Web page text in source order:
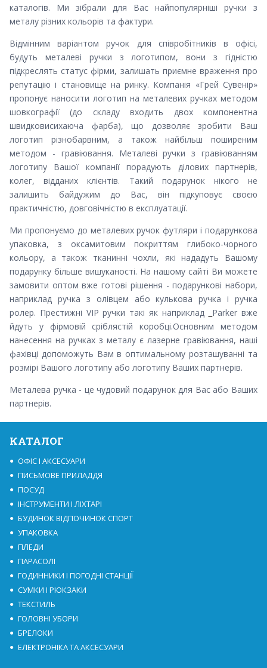
каталогів. Ми зібрали для Вас найпопулярніші ручки з
металу різних кольорів та фактури.
Відмінним варіантом ручок для співробітників в офісі,
будуть металеві ручки з логотипом, вони з гідністю
підкреслять статус фірми, залишать приємне враження про
репутацію і становище на ринку. Компанія «Грей Сувенір»
пропонує наносити логотип на металевих ручках методом
шовкографії (до складу входить двох компонентна
швидковисихаюча фарба), що дозволяє зробити Ваш
логотип різнобарвним, а також найбільш поширеним
методом - гравіювання. Металеві ручки з гравіюванням
логотипу Вашої компанії порадують ділових партнерів,
колег, відданих клієнтів. Такий подарунок нікого не
залишить байдужим до Вас, він підкуповує своєю
практичністю, довговічністю в експлуатації.
Ми пропонуємо до металевих ручок футляри і подарункова
упаковка, з оксамитовим покриттям глибоко-чорного
кольору, а також тканинні чохли, які нададуть Вашому
подарунку більше вишуканості. На нашому сайті Ви можете
замовити оптом вже готові рішення - подарункові набори,
наприклад ручка з олівцем або кулькова ручка і ручка
ролер. Престижні VIP ручки такі як наприклад
Parker вже
йдуть у фірмовій сріблястій коробці.Основним методом
нанесення на ручках з металу є лазерне гравіювання, наші
фахівці допоможуть Вам в оптимальному розташуванні та
розмірі Вашого логотипу або логотипу Ваших партнерів.
Металева ручка - це чудовий подарунок для Вас або Ваших
партнерів.
КАТАЛОГ
ОФІС І АКСЕСУАРИ
ПИСЬМОВЕ ПРИЛАДДЯ
ПОСУД
ІНСТРУМЕНТИ І ЛІХТАРІ
БУДИНОК ВІДПОЧИНОК СПОРТ
УПАКОВКА
ПЛЕДИ
ПАРАСОЛІ
ГОДИННИКИ І ПОГОДНІ СТАНЦІЇ
СУМКИ І РЮКЗАКИ
ТЕКСТИЛЬ
ГОЛОВНІ УБОРИ
БРЕЛОКИ
ЕЛЕКТРОНІКА ТА АКСЕСУАРИ